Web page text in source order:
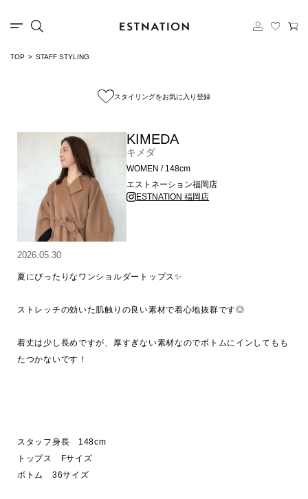
TOP STAFF STYLING
スタイリングをお気に入り登録
KIMEDA
キメダ
WOMEN / 148cm
エストネーション福岡店
ESTNATION 福岡店
2026.05.30
夏にぴったりなワンショルダートップス✨
ストレッチの効いた肌触りの良い素材で着心地抜群です◎
着丈は少し長めですが、厚すぎない素材なのでボトムにインしてもも
たつかないです！
スタッフ身長　148cm
トップス　Fサイズ
ボトム　36サイズ